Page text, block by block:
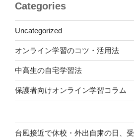
Categories
Uncategorized
オンライン学習のコツ・活用法
中高生の自宅学習法
保護者向けオンライン学習コラム
台風接近で休校・外出自粛の日、